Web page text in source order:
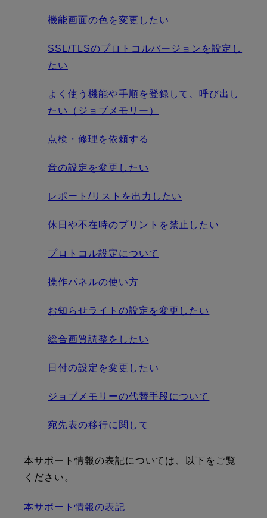
機能画面の色を変更したい
SSL/TLSのプロトコルバージョンを設定し
たい
よく使う機能や手順を登録して、呼び出し
たい（ジョブメモリー）
点検・修理を依頼する
音の設定を変更したい
レポート/リストを出力したい
休日や不在時のプリントを禁止したい
プロトコル設定について
操作パネルの使い方
お知らせライトの設定を変更したい
総合画質調整をしたい
日付の設定を変更したい
ジョブメモリーの代替手段について
宛先表の移行に関して
本サポート情報の表記については、以下をご覧
ください。
本サポート情報の表記